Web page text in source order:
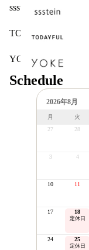
ssstein
TODAYFUL
YOKE
Schedule
2026年8月
月 火
27
28
3 4
10 11
17 18
定休日
24 25
定休日